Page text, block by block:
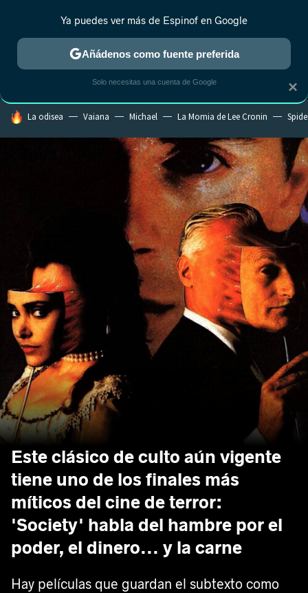
MENÚ NUEVO
ESTRENOS REALITY ANIME RANKINGS CINE
HOY SE HABLA DE
La odisea Vaiana Michael La Momia de Lee Cronin
Este clásico de culto aún vigente
tiene uno de los finales más
míticos del cine de terror:
'Society' habla del hambre por el
poder, el dinero... y la carne
Hay películas que guardan el subtexto como
×
Ya puedes ver más de Espinof en Google
Añádenos como fuente preferida
Solo necesitas una cuenta de Google